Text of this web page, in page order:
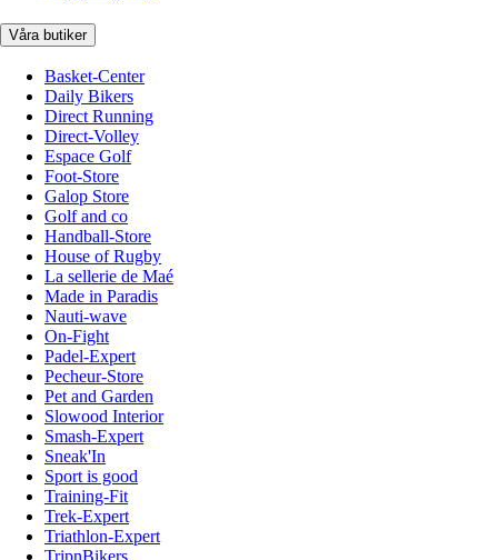
Våra butiker
Basket-Center
Daily Bikers
Direct Running
Direct-Volley
Espace Golf
Foot-Store
Galop Store
Golf and co
Handball-Store
House of Rugby
La sellerie de Maé
Made in Paradis
Nauti-wave
On-Fight
Padel-Expert
Pecheur-Store
Pet and Garden
Slowood Interior
Smash-Expert
Sneak'In
Sport is good
Training-Fit
Trek-Expert
Triathlon-Expert